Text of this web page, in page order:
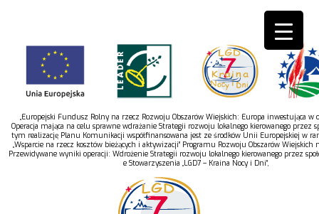
„Europejski Fundusz Rolny na rzecz Rozwoju Obszarów Wiejskich: Europa inwestująca w
Operacja mająca na celu sprawne wdrażanie Strategii rozwoju lokalnego kierowanego przez
tym realizację Planu Komunikacji współfinansowana jest ze środków Unii Europejskiej w
„Wsparcie na rzecz kosztów bieżących i aktywizacji” Programu Rozwoju Obszarów Wiejskich
Przewidywane wyniki operacji: Wdrożenie Strategii rozwoju lokalnego kierowanego przez
e Stowarzyszenia „LGD7 – Kraina Nocy i Dni”,